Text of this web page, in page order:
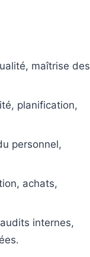
maîtrise des
planification,
personnel,
achats,
internes,